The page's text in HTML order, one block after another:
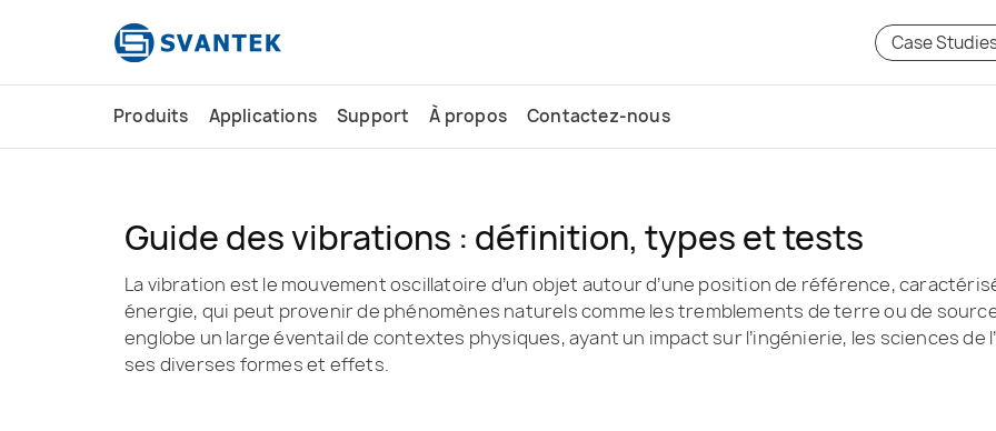
Case
Produits Applications Support À propos Contactez-nous
Guide des vibrations : définition, types et tests
La vibration est le mouvement oscillatoire d’un objet autour d’une position de référence,
énergie, qui peut provenir de phénomènes naturels comme les tremblements de terre ou de
englobe un large éventail de contextes physiques, ayant un impact sur l’ingénierie, les sciences de
ses diverses formes et effets.